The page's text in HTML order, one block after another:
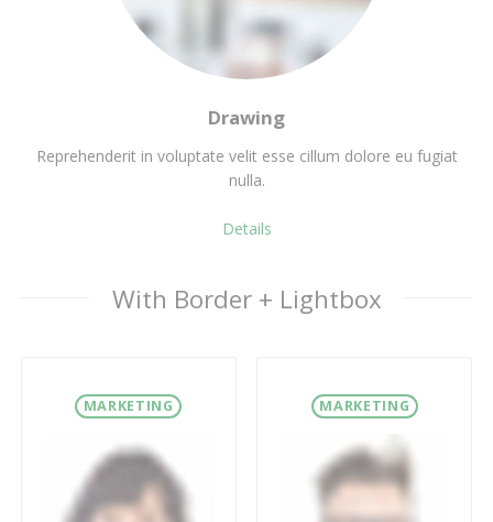
Drawing
Reprehenderit in voluptate velit esse cillum dolore eu fugiat
nulla.
Details
With Border + Lightbox
MARKETING MARKETING